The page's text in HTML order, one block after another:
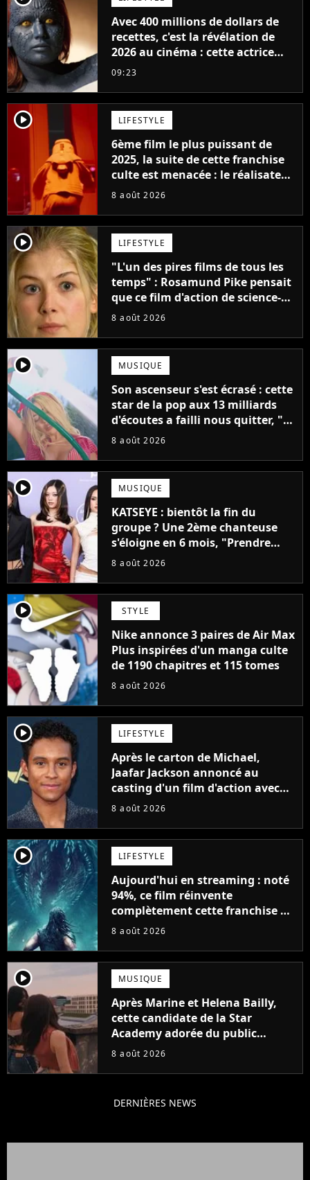
Avec 400 millions de dollars de
recettes, c'est la révélation de
2026 au cinéma : cette actrice
adorée prête à remplacer
09:23
player2 LIFESTYLE
6ème film le plus puissant de
2025, la suite de cette franchise
culte est menacée : le réalisateur
claque la porte pour "différends
8 août 2026
player2 LIFESTYLE
"L'un des pires films de tous les
temps" : Rosamund Pike pensait
que ce film d'action de science-
fiction avec Dwayne Johnson
8 août 2026
player2 MUSIQUE
Son ascenseur s'est écrasé : cette
star de la pop aux 13 milliards
d'écoutes a failli nous quitter, "Je
pensais ne plus jamais chanter"
8 août 2026
player2 MUSIQUE
KATSEYE : bientôt la fin du
groupe ? Une 2ème chanteuse
s'éloigne en 6 mois, "Prendre
cette décision n’a pas été facile"
8 août 2026
player2 STYLE
Nike annonce 3 paires de Air Max
Plus inspirées d'un manga culte
de 1190 chapitres et 115 tomes
8 août 2026
player2 LIFESTYLE
Après le carton de Michael,
Jaafar Jackson annoncé au
casting d'un film d'action avec
Will Smith
8 août 2026
player2 LIFESTYLE
Aujourd'hui en streaming : noté
94%, ce film réinvente
complètement cette franchise de
science-fiction vieille de 40 ans
8 août 2026
player2 MUSIQUE
Après Marine et Helena Bailly,
cette candidate de la Star
Academy adorée du public
annonce son premier album,
8 août 2026
DERNIÈRES NEWS